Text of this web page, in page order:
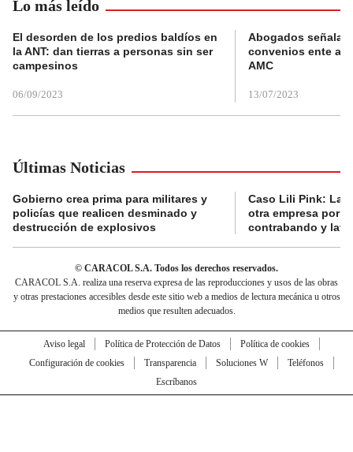
Lo más leído
El desorden de los predios baldíos en
la ANT: dan tierras a personas sin ser
campesinos
06/09/2023
Abogados
convenios ente
AMC
13/07/2023
Últimas Noticias
Gobierno crea prima para militares y
policías que realicen desminado y
destrucción de explosivos
Caso Lili Pink: La
otra empresa por
contrabando y
© CARACOL S.A. Todos los derechos reservados.
CARACOL S.A. realiza una reserva expresa de las reproducciones y usos de las obras
y otras prestaciones accesibles desde este sitio web a medios de lectura mecánica u otros
medios que resulten adecuados.
Aviso legal Política de Protección de Datos
Política de cookies
Configuración de cookies
Transparencia Soluciones W
Teléfonos
Escríbanos